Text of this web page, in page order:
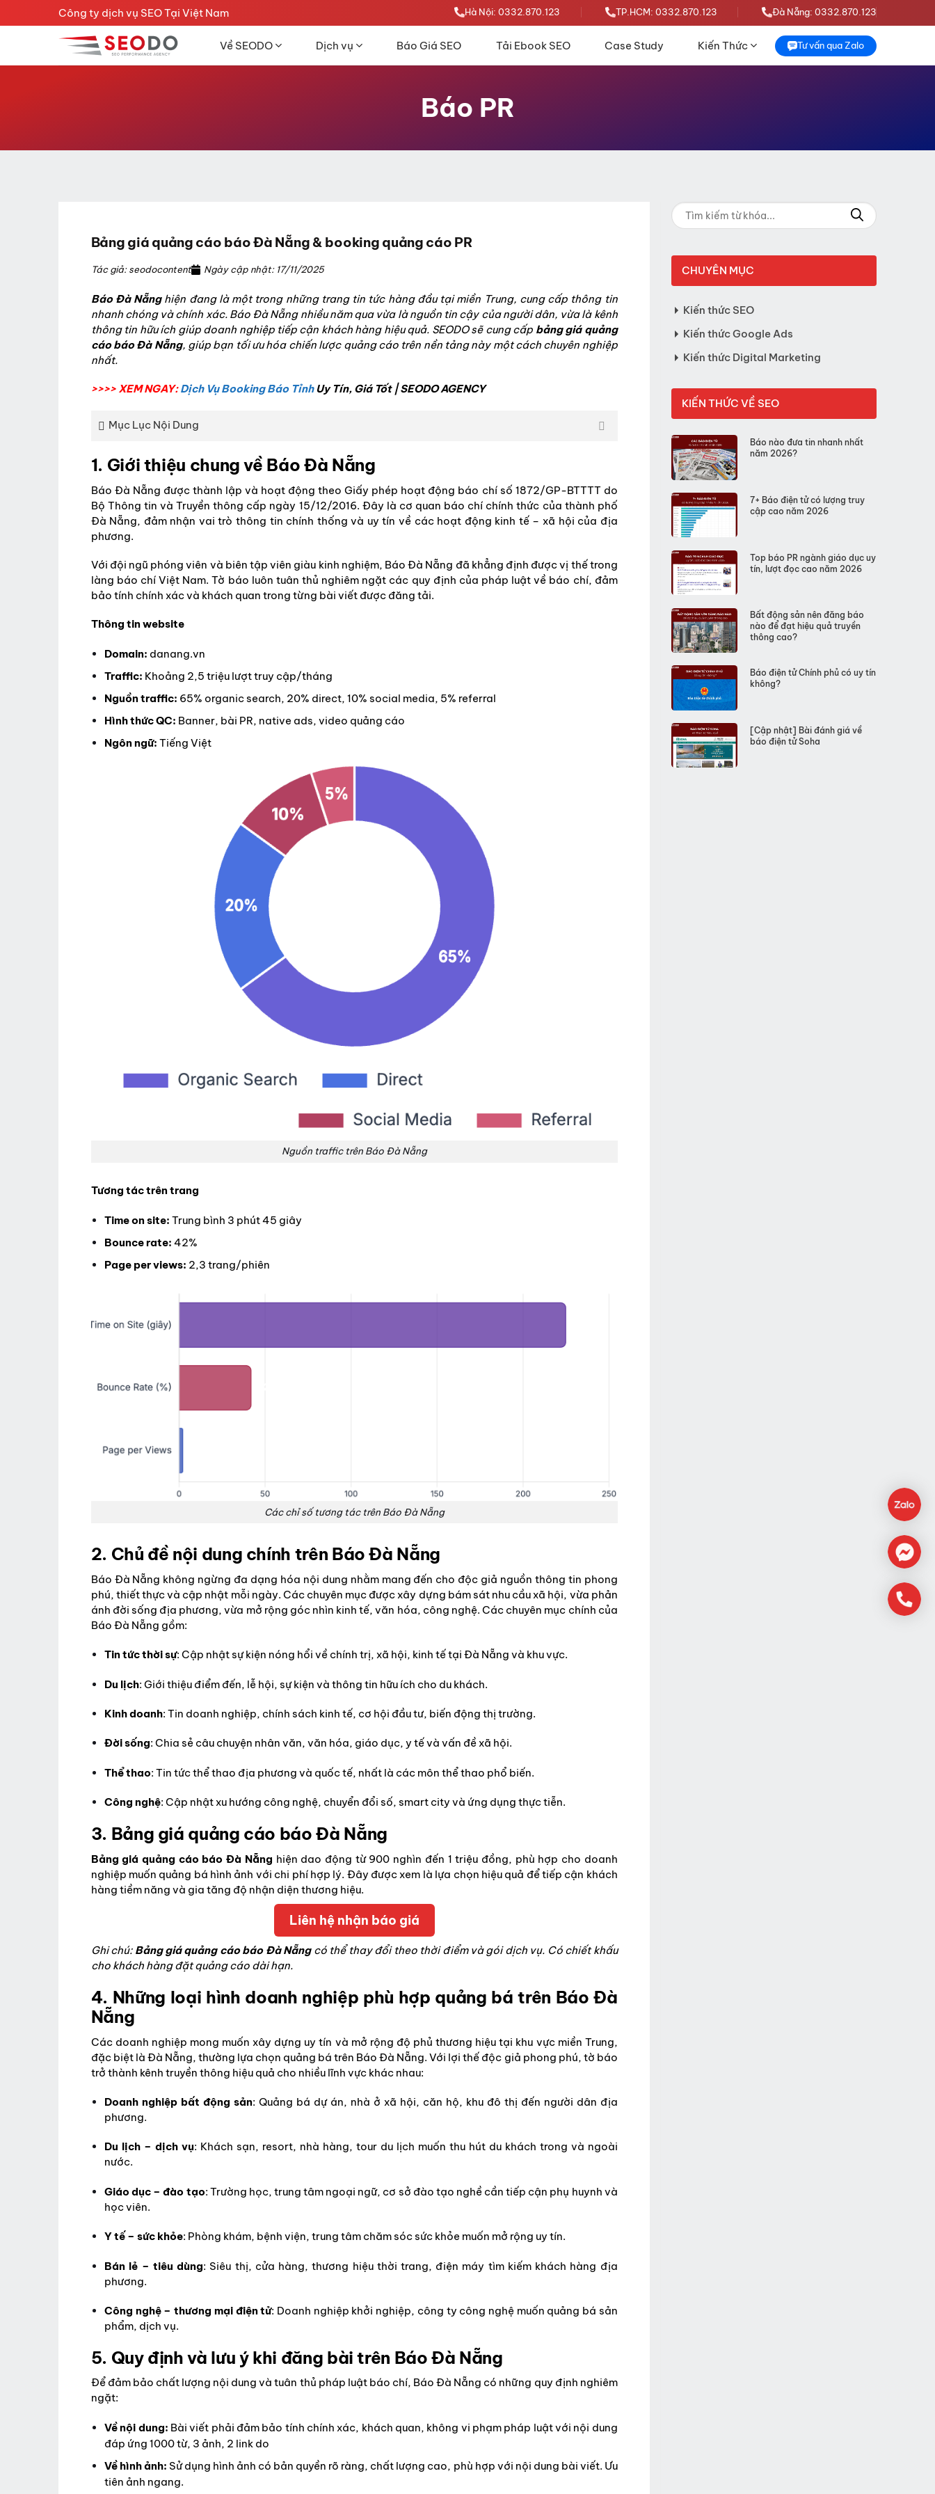
đến
Công ty dịch vụ SEO Tại Việt Nam Hà Nội: 0332.870.123 TP.HCM: 0332.870.123 Đà Nẵng: 0332.870.123
Về SEODO Dịch vụ Báo Giá SEO Tải Ebook SEO Case Study Kiến Thức Tư vấn qua Zalo
Báo PR
Bảng giá quảng cáo báo Đà Nẵng & booking quảng cáo PR
Tác giả: seodocontent Ngày cập nhật: 17/11/2025
Báo Đà Nẵnghiện đang là một trong những trang tin tức hàng đầu tại miền Trung, cung cấp thông tin
nhanh chóng và chính xác. Báo Đà Nẵng nhiều năm qua vừa là nguồn tin cậy của người dân, vừa là kênh
thông tin hữu ích giúp doanh nghiệp tiếp cận khách hàng hiệu quả. SEODO sẽ cung cấp bảng giá quảng
cáo báo Đà Nẵng, giúp bạn tối ưu hóa chiến lược quảng cáo trên nền tảng này một cách chuyên nghiệp
nhất.
>>>> XEM NGAY: Dịch Vụ Booking Báo TỉnhUy Tín, Giá Tốt | SEODO AGENCY
Mục Lục Nội Dung
1. Giới thiệu chung về Báo Đà Nẵng
Báo Đà Nẵng được thành lập và hoạt động theo Giấy phép hoạt động báo chí số 1872/GP-BTTTT do
Bộ Thông tin và Truyền thông cấp ngày 15/12/2016. Đây là cơ quan báo chí chính thức của thành phố
Đà Nẵng, đảm nhận vai trò thông tin chính thống và uy tín về các hoạt động kinh tế – xã hội của địa
phương.
Với đội ngũ phóng viên và biên tập viên giàu kinh nghiệm, Báo Đà Nẵng đã khẳng định được vị thế trong
làng báo chí Việt Nam. Tờ báo luôn tuân thủ nghiêm ngặt các quy định của pháp luật về báo chí, đảm
bảo tính chính xác và khách quan trong từng bài viết được đăng tải.
Thông tin website
Domain: danang.vn
Traffic: Khoảng 2,5 triệu lượt truy cập/tháng
Nguồn traffic: 65% organic search, 20% direct, 10% social media, 5% referral
Hình thức QC: Banner, bài PR, native ads, video quảng cáo
Ngôn ngữ: Tiếng Việt
Nguồn traffic trên Báo Đà Nẵng
Tương tác trên trang
Time on site: Trung bình 3 phút 45 giây
Bounce rate: 42%
Page per views: 2,3 trang/phiên
Các chỉ số tương tác trên Báo Đà Nẵng
2. Chủ đề nội dung chính trên Báo Đà Nẵng
Báo Đà Nẵng không ngừng đa dạng hóa nội dung nhằm mang đến cho độc giả nguồn thông tin phong
phú, thiết thực và cập nhật mỗi ngày. Các chuyên mục được xây dựng bám sát nhu cầu xã hội, vừa phản
ánh đời sống địa phương, vừa mở rộng góc nhìn kinh tế, văn hóa, công nghệ. Các chuyên mục chính của
Báo Đà Nẵng gồm:
Tin tức thời sự: Cập nhật sự kiện nóng hổi về chính trị, xã hội, kinh tế tại Đà Nẵng và khu vực.
Du lịch: Giới thiệu điểm đến, lễ hội, sự kiện và thông tin hữu ích cho du khách.
Kinh doanh: Tin doanh nghiệp, chính sách kinh tế, cơ hội đầu tư, biến động thị trường.
Đời sống: Chia sẻ câu chuyện nhân văn, văn hóa, giáo dục, y tế và vấn đề xã hội.
Thể thao: Tin tức thể thao địa phương và quốc tế, nhất là các môn thể thao phổ biến.
Công nghệ: Cập nhật xu hướng công nghệ, chuyển đổi số, smart city và ứng dụng thực tiễn.
3. Bảng giá quảng cáo báo Đà Nẵng
Bảng giá quảng cáo báo Đà Nẵng hiện dao động từ 900 nghìn đến 1 triệu đồng, phù hợp cho doanh
nghiệp muốn quảng bá hình ảnh với chi phí hợp lý. Đây được xem là lựa chọn hiệu quả để tiếp cận khách
hàng tiềm năng và gia tăng độ nhận diện thương hiệu.
Liên hệ nhận báo giá
Ghi chú: Bảng giá quảng cáo báo Đà Nẵngcó thể thay đổi theo thời điểm và gói dịch vụ. Có chiết khấu
cho khách hàng đặt quảng cáo dài hạn.
4. Những loại hình doanh nghiệp phù hợp quảng bá trên Báo Đà
Nẵng
Các doanh nghiệp mong muốn xây dựng uy tín và mở rộng độ phủ thương hiệu tại khu vực miền Trung,
đặc biệt là Đà Nẵng, thường lựa chọn quảng bá trên Báo Đà Nẵng. Với lợi thế độc giả phong phú, tờ báo
trở thành kênh truyền thông hiệu quả cho nhiều lĩnh vực khác nhau:
Doanh nghiệp bất động sản: Quảng bá dự án, nhà ở xã hội, căn hộ, khu đô thị đến người dân địa
phương.
Du lịch – dịch vụ: Khách sạn, resort, nhà hàng, tour du lịch muốn thu hút du khách trong và ngoài
nước.
Giáo dục – đào tạo: Trường học, trung tâm ngoại ngữ, cơ sở đào tạo nghề cần tiếp cận phụ huynh và
học viên.
Y tế – sức khỏe: Phòng khám, bệnh viện, trung tâm chăm sóc sức khỏe muốn mở rộng uy tín.
Bán lẻ – tiêu dùng: Siêu thị, cửa hàng, thương hiệu thời trang, điện máy tìm kiếm khách hàng địa
phương.
Công nghệ – thương mại điện tử: Doanh nghiệp khởi nghiệp, công ty công nghệ muốn quảng bá sản
phẩm, dịch vụ.
5. Quy định và lưu ý khi đăng bài trên Báo Đà Nẵng
Để đảm bảo chất lượng nội dung và tuân thủ pháp luật báo chí, Báo Đà Nẵng có những quy định nghiêm
ngặt:
Về nội dung: Bài viết phải đảm bảo tính chính xác, khách quan, không vi phạm pháp luật với nội dung
đáp ứng 1000 từ, 3 ảnh, 2 link do
Về hình ảnh: Sử dụng hình ảnh có bản quyền rõ ràng, chất lượng cao, phù hợp với nội dung bài viết. Ưu
tiên ảnh ngang.
CHUYÊN MỤC
Kiến thức SEO
Kiến thức Google Ads
Kiến thức Digital Marketing
KIẾN THỨC VỀ SEO
Báo nào đưa tin nhanh nhất
năm 2026?
7+ Báo điện tử có lượng truy
cập cao năm 2026
Top báo PR ngành giáo dục uy
tín, lượt đọc cao năm 2026
Bất động sản nên đăng báo
nào để đạt hiệu quả truyền
thông cao?
Báo điện tử Chính phủ có uy tín
không?
[Cập nhật] Bài đánh giá về
báo điện tử Soha